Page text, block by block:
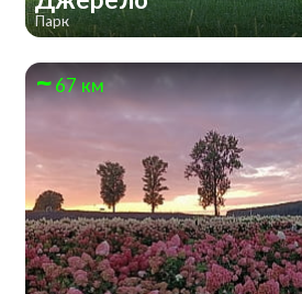
Парк
67 км